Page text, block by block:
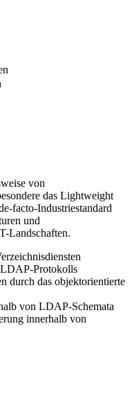
von
das Lightweight
facto-Industriestandard
und
Landschaften.
Protokolls
durch das objektorientierte
von LDAP-Schemata
innerhalb von